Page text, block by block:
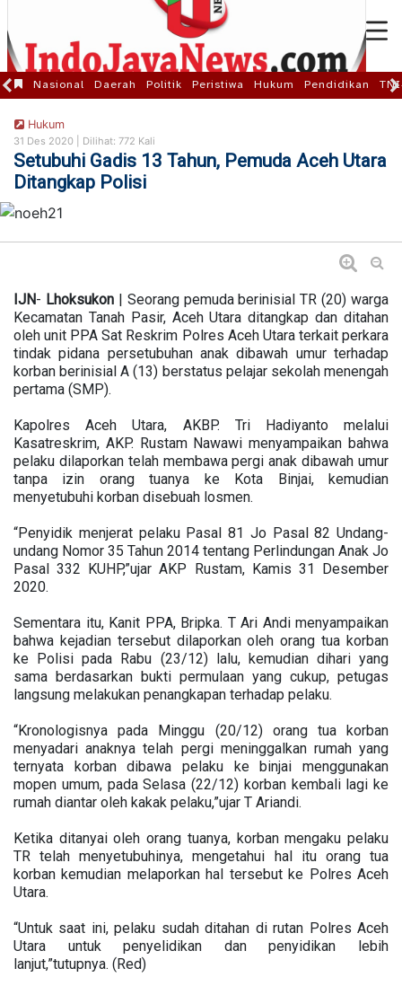
Nasional Daerah Politik Peristiwa Hukum Pendidikan
Hukum
31 Des 2020 | Dilihat: 772 Kali
Setubuhi Gadis 13 Tahun, Pemuda Aceh Utara
Ditangkap Polisi
IJN- Lhoksukon| Seorang pemuda berinisial TR (20) warga
Kecamatan Tanah Pasir, Aceh Utara ditangkap dan ditahan
oleh unit PPA Sat Reskrim Polres Aceh Utara terkait perkara
tindak pidana persetubuhan anak dibawah umur terhadap
korban berinisial A (13) berstatus pelajar sekolah menengah
pertama (SMP).
Kapolres Aceh Utara, AKBP. Tri Hadiyanto melalui
Kasatreskrim, AKP. Rustam Nawawi menyampaikan bahwa
pelaku dilaporkan telah membawa pergi anak dibawah umur
tanpa izin orang tuanya ke Kota Binjai, kemudian
menyetubuhi korban disebuah losmen.
“Penyidik menjerat pelaku Pasal 81 Jo Pasal 82 Undang-
undang Nomor 35 Tahun 2014 tentang Perlindungan Anak Jo
Pasal 332 KUHP,”ujar AKP Rustam, Kamis 31 Desember
2020.
Sementara itu, Kanit PPA, Bripka. T Ari Andi menyampaikan
bahwa kejadian tersebut dilaporkan oleh orang tua korban
ke Polisi pada Rabu (23/12) lalu, kemudian dihari yang
sama berdasarkan bukti permulaan yang cukup, petugas
langsung melakukan penangkapan terhadap pelaku.
“Kronologisnya pada Minggu (20/12) orang tua korban
menyadari anaknya telah pergi meninggalkan rumah yang
ternyata korban dibawa pelaku ke binjai menggunakan
mopen umum, pada Selasa (22/12) korban kembali lagi ke
rumah diantar oleh kakak pelaku,”ujar T Ariandi.
Ketika ditanyai oleh orang tuanya, korban mengaku pelaku
TR telah menyetubuhinya, mengetahui hal itu orang tua
korban kemudian melaporkan hal tersebut ke Polres Aceh
Utara.
“Untuk saat ini, pelaku sudah ditahan di rutan Polres Aceh
Utara untuk penyelidikan dan penyidikan lebih
lanjut,”tutupnya. (Red)